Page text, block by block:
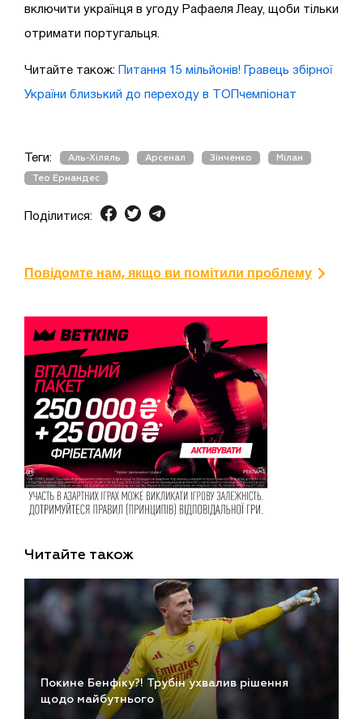
включити українця в угоду Рафаеля Леау, щоби тільки
отримати португальця.
Читайте також: Питання 15 мільйонів! Гравець збірної
України близький до переходу в ТОПчемпіонат
Теги: Аль-Хіляль Арсенал Зінченко Мілан
Тео Ернандес
Поділитися:
Повідомте нам, якщо ви помітили проблему
Читайте також
Покине Бенфіку?! Трубін ухвалив рішення
щодо майбутнього